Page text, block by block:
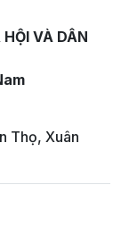
VÀ DÂN
Thọ, Xuân